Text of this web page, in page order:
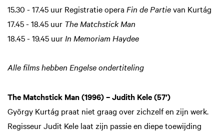
15.30 - 17.45 uur Registratie opera Fin de Partievan Kurtág
17.45 - 18.45 uur The Matchstick Man
18.45 - 19.45 uurIn Memoriam Haydee
Alle films hebben Engelse ondertiteling
The Matchstick Man (1996) – Judith Kele (57’)
György Kurtág praat niet graag over zichzelf en zijn werk.
Regisseur Judit Kele laat zijn passie en diepe toewijding